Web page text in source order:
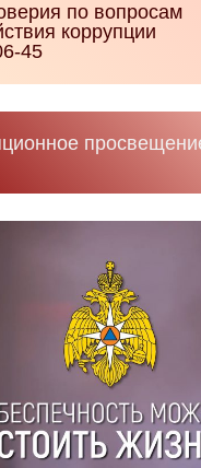
по вопросам
коррупции
45